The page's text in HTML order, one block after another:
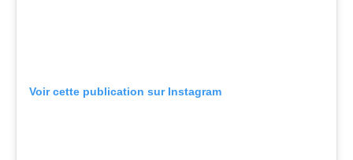
Voir cette publication sur Instagram